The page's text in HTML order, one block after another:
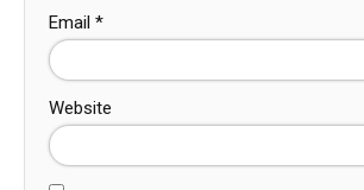
Email *
Website